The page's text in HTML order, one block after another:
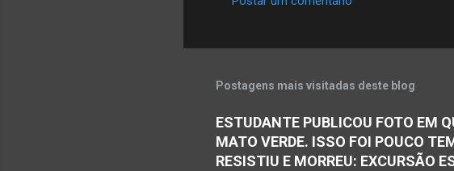
e
t
á
Postagens mais visitadas deste blog
ESTUDANTE PUBLICOU FOTO EM
MATO VERDE. ISSO FOI POUCO
RESISTIU E MORREU: EXCURSÃO